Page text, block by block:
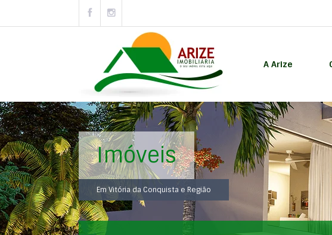
A Arize
Imóveis
Em Vitória da Conquista e Região